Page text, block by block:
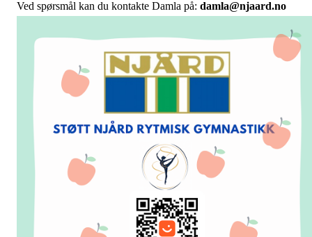
Ved spørsmål kan du kontakte Damla på: damla@njaard.no